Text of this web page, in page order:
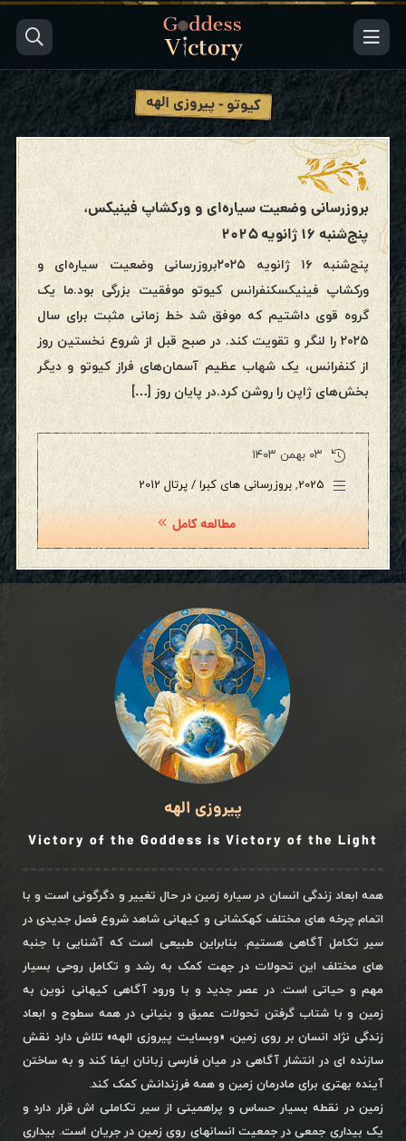
کیوتو - پیروزی الهه
بروزرسانی وضعیت سیاره‌ای و ورکشاپ فینیکس،
پنج‌شنبه ۱۶ ژانویه ۲۰۲۵
پنج‌شنبه ۱۶ ژانویه ۲۰۲۵بروزرسانی وضعیت سیاره‌ای و
ورکشاپ فینیکسکنفرانس کیوتو موفقیت بزرگی بود.ما یک
گروه قوی داشتیم که موفق شد خط زمانی مثبت برای سال
۲۰۲۵ را لنگر و تقویت کند. در صبح قبل از شروع نخستین روز
از کنفرانس، یک شهاب عظیم آسمان‌های فراز کیوتو و دیگر
بخش‌های ژاپن را روشن کرد.در پایان روز […]
۰۳ بهمن ۱۴۰۳
2025
, بروزرسانی های کبرا / پرتال 2012
مطالعه کامل
پیروزی الهه
Victory of the Goddess is Victory of the Light
همه ابعاد زندگی انسان در سیاره زمین در حال تغییر و دگرگونی است و با
اتمام چرخه های مختلف کهکشانی و کیهانی شاهد شروع فصل جدیدی در
سیر تکامل آگاهی هستیم. بنابراین طبیعی است که آشنایی با جنبه
های مختلف این تحولات در جهت کمک به رشد و تکامل روحی بسیار
مهم و حیاتی است. در عصر جدید و با ورود آگاهی کیهانی نوین به
زمین و با شتاب گرفتن تحولات عمیق و بنیانی در همه سطوح و ابعاد
زندگی نژاد انسان بر روی زمین، «وبسایت پیروزی الهه» تلاش دارد نقش
سازنده ای در انتشار آگاهی در میان فارسی زبانان ایفا کند و به ساختن
آینده بهتری برای مادرمان زمین و همه فرزندانش کمک کند.
زمین در نقطه بسیار حساس و پراهمیتی از سیر تکاملی اش قرار دارد و
یک بیداری جمعی در جمعیت انسانهای روی زمین در جریان است. بیداری